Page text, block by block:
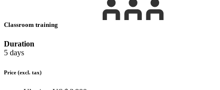
Classroom training
Duration
5 days
Price (excl. tax)